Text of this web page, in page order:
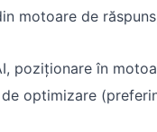
motoare de
poziționare în
optimizare